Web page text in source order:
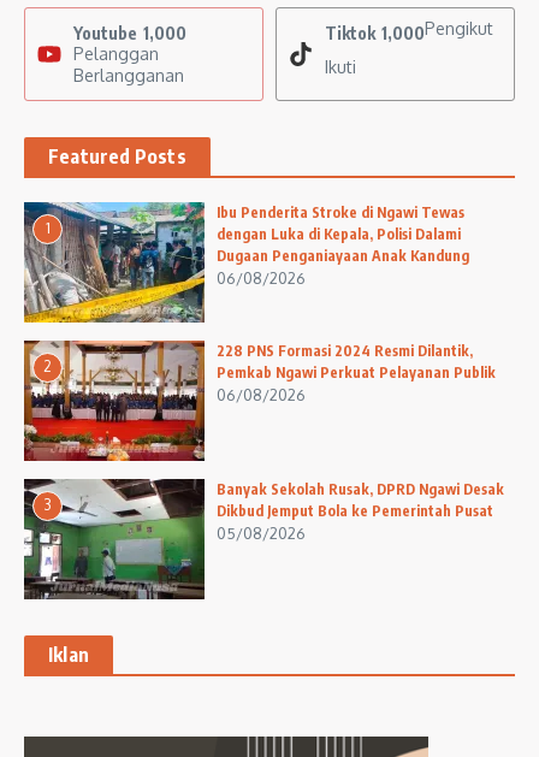
Youtube 1,000
Pelanggan
Berlangganan
Tiktok 1,000Pengikut
Ikuti
Featured Posts
1
Ibu Penderita Stroke di Ngawi Tewas
dengan Luka di Kepala, Polisi Dalami
Dugaan Penganiayaan Anak Kandung
06/08/2026
2
228 PNS Formasi 2024 Resmi Dilantik,
Pemkab Ngawi Perkuat Pelayanan Publik
06/08/2026
3
Banyak Sekolah Rusak, DPRD Ngawi Desak
Dikbud Jemput Bola ke Pemerintah Pusat
05/08/2026
Iklan